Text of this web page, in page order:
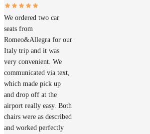
We ordered two car
seats from
Romeo&Allegra for our
Italy trip and it was
very convenient. We
communicated via text,
which made pick up
and drop off at the
airport really easy. Both
chairs were as described
and worked perfectly